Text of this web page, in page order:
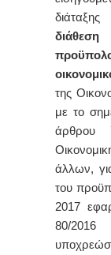
της
με το
άλλων,
του
2017
80/